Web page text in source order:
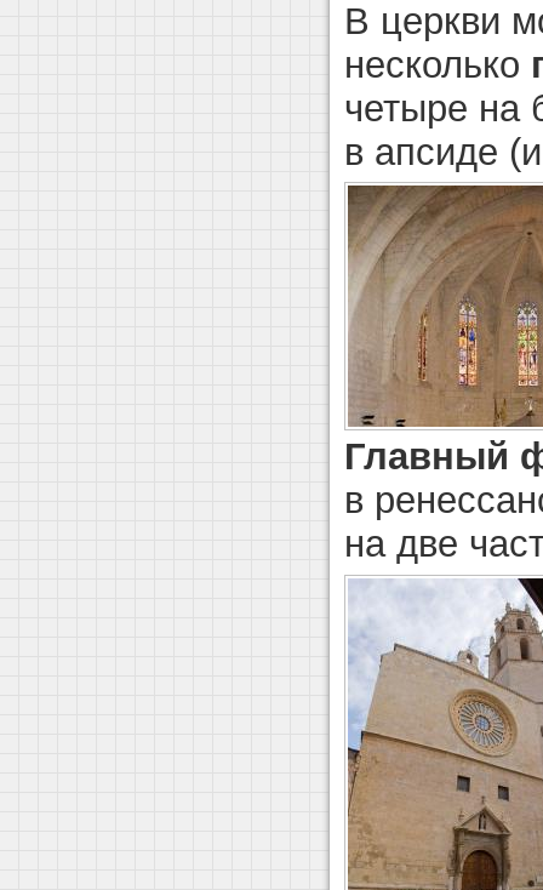
В церкви
несколько
четыре на
в апсиде
Главный
в
на две